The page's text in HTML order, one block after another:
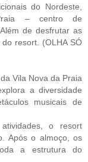
do Nordeste,
– centro de
de desfrutar as
resort. (OLHA SÓ
Vila Nova da Praia
a diversidade
musicais de
o resort
Após o almoço, os
a estrutura do